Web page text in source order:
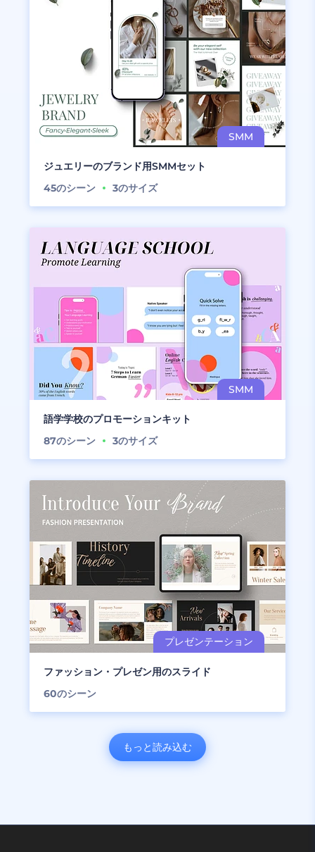
ジュエリーのブランド用SMMセット
45のシーン 3のサイズ
語学学校のプロモーションキット
87のシーン 3のサイズ
ファッション・プレゼン用のスライド
60のシーン
もっと読み込む